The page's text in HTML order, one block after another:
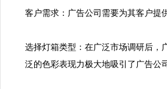
客户需求：广告公司需要为其客户提
选择灯箱类型：在广泛市场调研后，
泛的色彩表现力极大地吸引了广告公